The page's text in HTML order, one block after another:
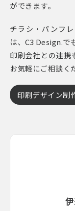
ができます。
チラシ・パンフ
は、C3 Design.で
印刷会社との連携
お気軽にご相談く
印刷デザイン制